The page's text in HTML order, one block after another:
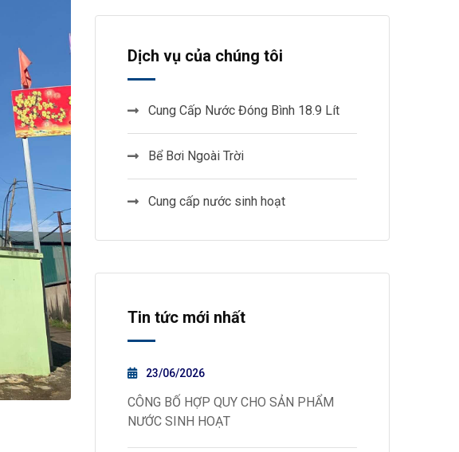
Dịch vụ của chúng tôi
Cung Cấp Nước Đóng Bình 18.9 Lít
Bể Bơi Ngoài Trời
Cung cấp nước sinh hoạt
Tin tức mới nhất
23/06/2026
CÔNG BỐ HỢP QUY CHO SẢN PHẨM
NƯỚC SINH HOẠT